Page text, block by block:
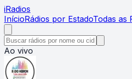
iRadios
InícioRádios por EstadoTodas as
Ao vivo